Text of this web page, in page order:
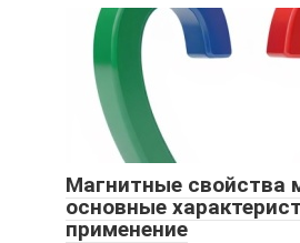
Магнитные свойства
основные
применение